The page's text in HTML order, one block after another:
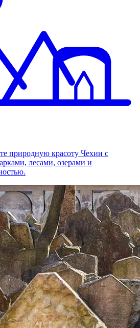
природную красоту Чехии с
лесами, озерами и